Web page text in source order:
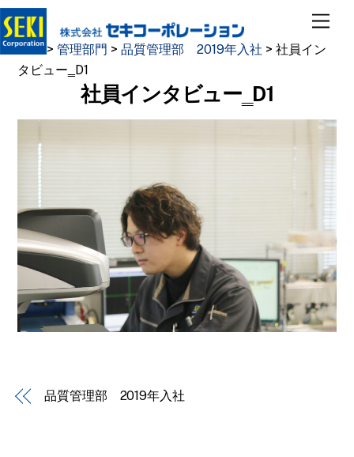
Skip
to
content
TOP>管理部門 >品質管理部 2019年入社 >社員イン
タビュー‗D1
社員インタビュー‗D1
品質管理部 2019年入社